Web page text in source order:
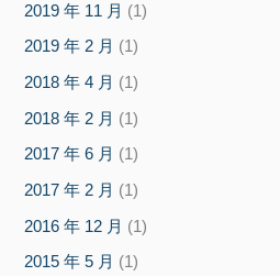
2019 年 11 月 (1)
2019 年 2 月 (1)
2018 年 4 月 (1)
2018 年 2 月 (1)
2017 年 6 月 (1)
2017 年 2 月 (1)
2016 年 12 月 (1)
2015 年 5 月 (1)